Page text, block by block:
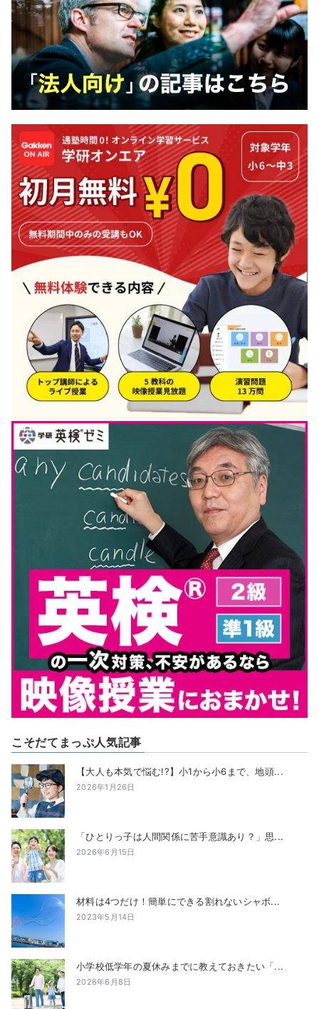
こそだてまっぷ人気記事
【大人も本気で悩む!?】小1から小6まで、地頭...
2026年1月26日
「ひとりっ子は人間関係に苦手意識あり？」思...
2026年6月15日
材料は4つだけ！簡単にできる割れないシャボ...
2023年5月14日
小学校低学年の夏休みまでに教えておきたい「...
2026年6月8日